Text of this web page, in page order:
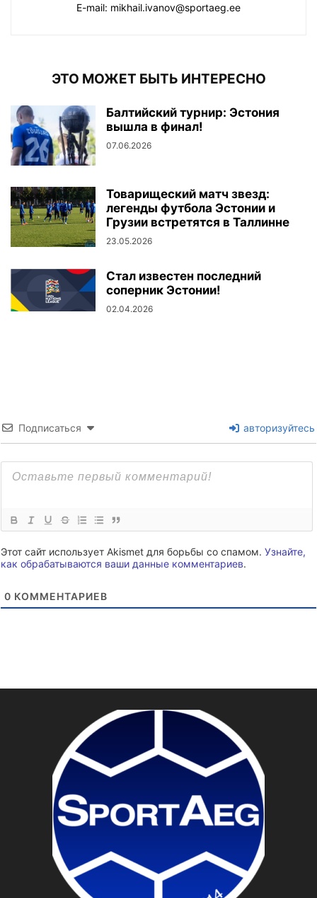
E-mail: mikhail.ivanov@sportaeg.ee
ЭТО МОЖЕТ БЫТЬ ИНТЕРЕСНО
Балтийский турнир: Эстония
вышла в финал!
07.06.2026
Товарищеский матч звезд:
легенды футбола Эстонии и
Грузии встретятся в Таллинне
23.05.2026
Стал известен последний
соперник Эстонии!
02.04.2026
Подписаться авторизуйтесь
Этот сайт использует Akismet для борьбы со спамом. Узнайте,
как обрабатываются ваши данные комментариев.
0 КОММЕНТАРИЕВ